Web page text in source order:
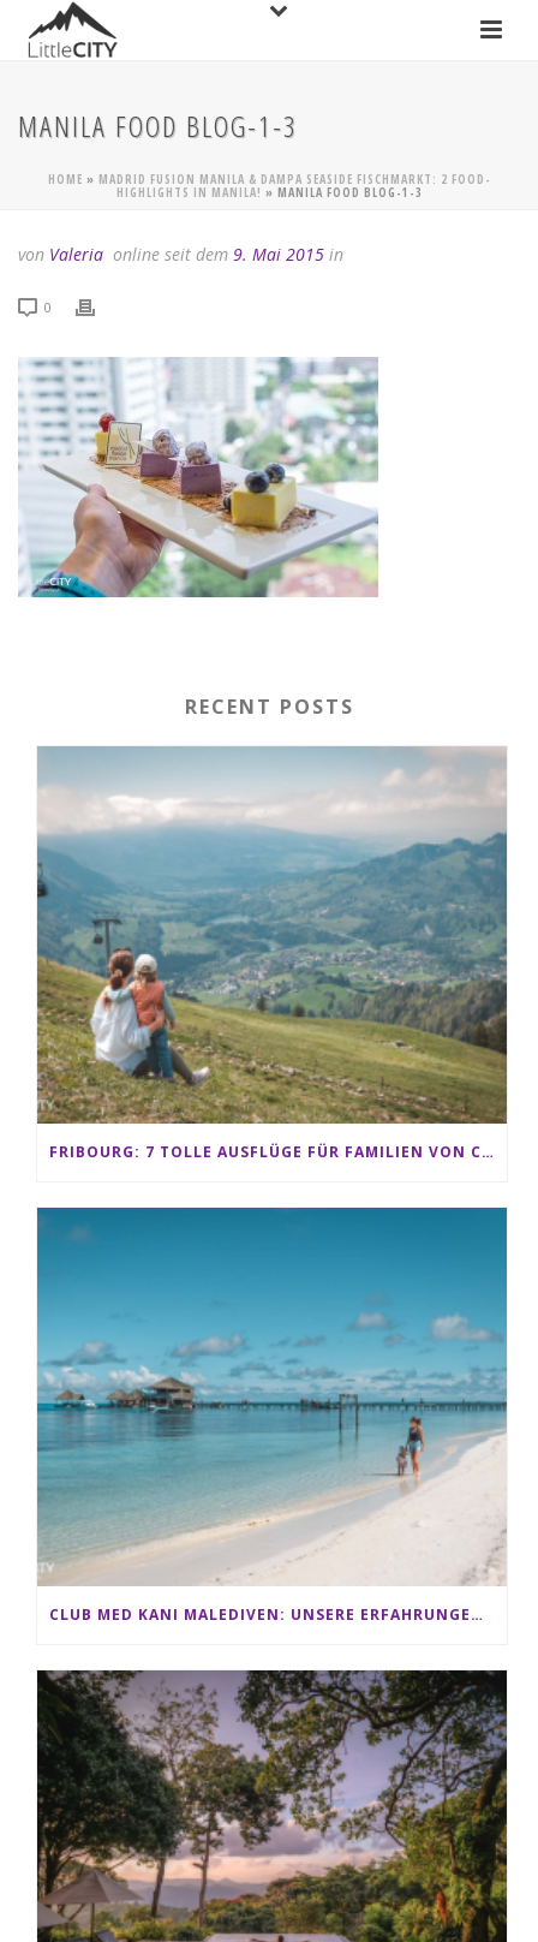
MANILA FOOD BLOG-1-3
HOME » MADRID FUSION MANILA & DAMPA SEASIDE FISCHMARKT: 2 FOOD-
HIGHLIGHTS IN MANILA! » MANILA FOOD BLOG-1-3
von Valeria online seit dem 9. Mai 2015 in
0
RECENT POSTS
FRIBOURG: 7 TOLLE AUSFLÜGE FÜR FAMILIEN VON CHARMEY BIS LES PACCOTS
CLUB MED KANI MALEDIVEN: UNSERE ERFAHRUNGEN IM ALL-INCLUSIVE PARADIES